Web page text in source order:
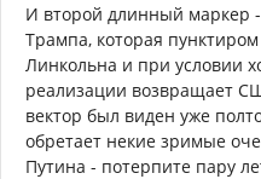
И второй длинный маркер -
Трампа, которая
Линкольна и при условии
реализации возвращает
вектор был виден уже
обретает некие зримые
Путина - потерпите пару